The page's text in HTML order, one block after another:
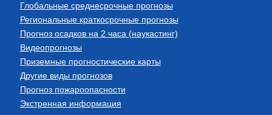
Глобальные среднесрочные прогнозы
Региональные краткосрочные прогнозы
Прогноз осадков на 2 часа (наукастинг)
Видеопрогнозы
Приземные прогностические карты
Другие виды прогнозов
Прогноз пожароопасности
Экстренная информация